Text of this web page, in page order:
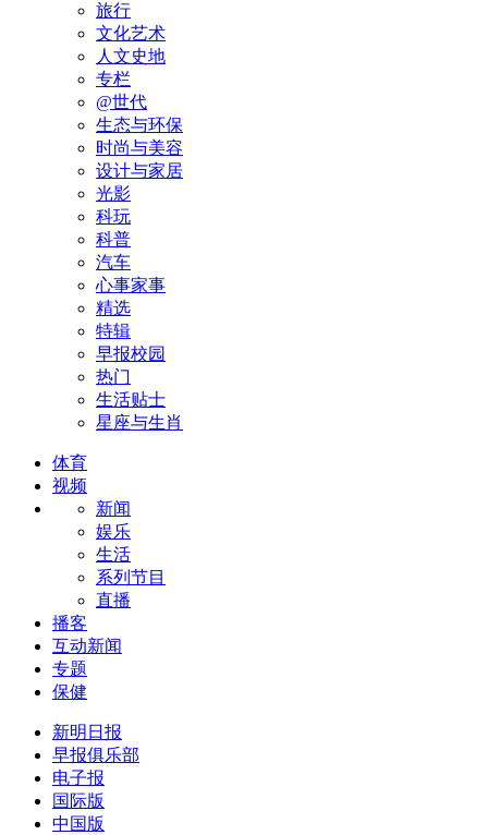
旅行
文化艺术
人文史地
专栏
@世代
生态与环保
时尚与美容
设计与家居
光影
科玩
科普
汽车
心事家事
精选
特辑
早报校园
热门
生活贴士
星座与生肖
体育
视频
新闻
娱乐
生活
系列节目
直播
播客
互动新闻
专题
保健
新明日报
早报俱乐部
电子报
国际版
中国版